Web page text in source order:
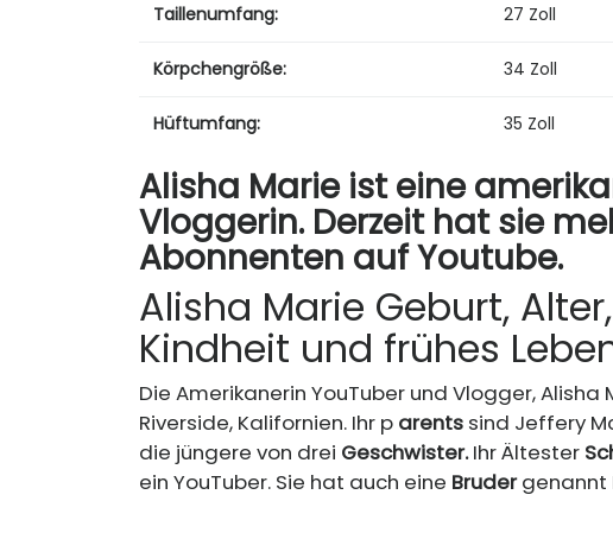
Taillenumfang: 27 Zoll
Körpchengröße: 34 Zoll
Hüftumfang: 35 Zoll
Alisha Marie ist eine
Vloggerin. Derzeit hat sie
Abonnenten auf Youtube.
Alisha Marie Geburt,
Kindheit und frühes
Die Amerikanerin YouTuber und Vlogger, Alisha
Riverside, Kalifornien. Ihr p arents sind Jeffery
die jüngere von drei Geschwister.Ihr Ältester
ein YouTuber. Sie hat auch eine Brudergenannt